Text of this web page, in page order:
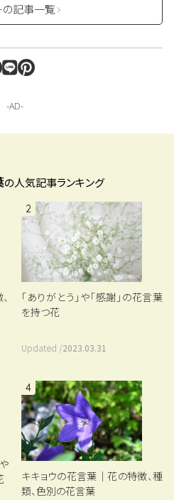
の記事一覧
の人気記事ランキング
2
「ありがとう」や「感謝」の花言葉
を持つ花
Updated /2023.03.31
4
キキョウの花言葉｜花の特徴、種
類、色別の花言葉